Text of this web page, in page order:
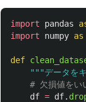
import pandas
import
numpy as
def
"""データを
df = df.